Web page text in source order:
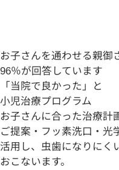
お子さんを通わせる親御
96％が回答しています
「 当院で良かった 」
と
小児治療プログラム
お子さんに合った治療計
ご提案・フッ素洗口・光
活用し、虫歯になりにく
おこないます。